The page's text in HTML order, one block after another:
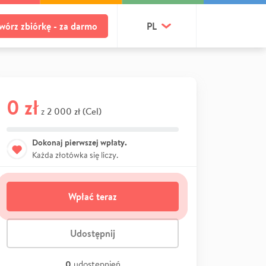
zbiórkę - za darmo PL
0 zł z 2 000 zł (Cel)
Dokonaj pierwszej wpłaty.
Każda złotówka się liczy.
Wpłać teraz
Udostępnij